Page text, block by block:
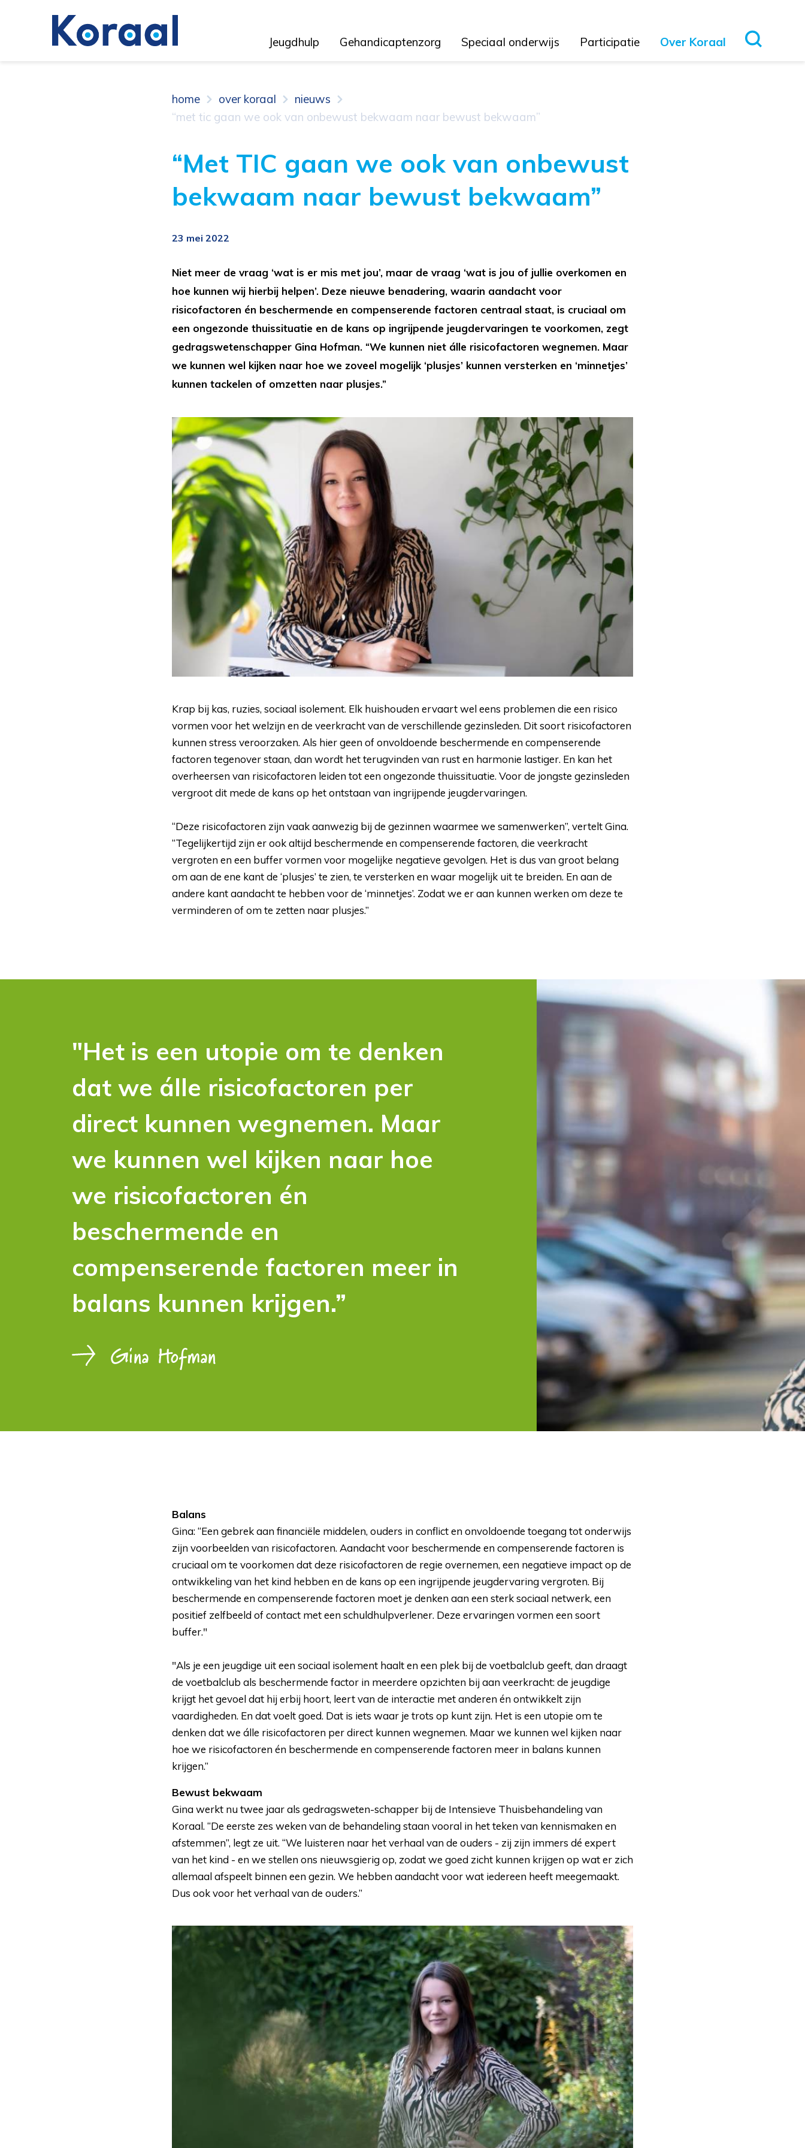
Jeugdhulp Gehandicaptenzorg Speciaal onderwijs Participatie Over Koraal
home over koraal
nieuws
“met tic gaan we ook van onbewust bekwaam naar bewust bekwaam”
“Met TIC gaan we ook van onbewust
bekwaam naar bewust bekwaam”
23 mei 2022
Niet meer de vraag ‘wat is er mis met jou’, maar de vraag ‘wat is jou of jullie overkomen en
hoe kunnen wij hierbij helpen’. Deze nieuwe benadering, waarin aandacht voor
risicofactoren én beschermende en compenserende factoren centraal staat, is cruciaal om
een ongezonde thuissituatie en de kans op ingrijpende jeugdervaringen te voorkomen, zegt
gedragswetenschapper Gina Hofman. “We kunnen niet álle risicofactoren wegnemen. Maar
we kunnen wel kijken naar hoe we zoveel mogelijk ‘plusjes’ kunnen versterken en ‘minnetjes’
kunnen tackelen of omzetten naar plusjes.”
Krap bij kas, ruzies, sociaal isolement. Elk huishouden ervaart wel eens problemen die een risico
vormen voor het welzijn en de veerkracht van de verschillende gezinsleden. Dit soort risicofactoren
kunnen stress veroorzaken. Als hier geen of onvoldoende beschermende en compenserende
factoren tegenover staan, dan wordt het terugvinden van rust en harmonie lastiger. En kan het
overheersen van risicofactoren leiden tot een ongezonde thuissituatie. Voor de jongste gezinsleden
vergroot dit mede de kans op het ontstaan van ingrijpende jeugdervaringen.
“Deze risicofactoren zijn vaak aanwezig bij de gezinnen waarmee we samenwerken”, vertelt Gina.
“Tegelijkertijd zijn er ook altijd beschermende en compenserende factoren, die veerkracht
vergroten en een buffer vormen voor mogelijke negatieve gevolgen. Het is dus van groot belang
om aan de ene kant de ‘plusjes’ te zien, te versterken en waar mogelijk uit te breiden. En aan de
andere kant aandacht te hebben voor de ‘minnetjes’. Zodat we er aan kunnen werken om deze te
verminderen of om te zetten naar plusjes.”
"Het is een utopie om te denken
dat we álle risicofactoren per
direct kunnen wegnemen. Maar
we kunnen wel kijken naar hoe
we risicofactoren én
beschermende en
compenserende factoren meer in
balans kunnen krijgen.”
Gina Hofman
Balans
Gina: “Een gebrek aan financiële middelen, ouders in conflict en onvoldoende toegang tot onderwijs
zijn voorbeelden van risicofactoren. Aandacht voor beschermende en compenserende factoren is
cruciaal om te voorkomen dat deze risicofactoren de regie overnemen, een negatieve impact op de
ontwikkeling van het kind hebben en de kans op een ingrijpende jeugdervaring vergroten. Bij
beschermende en compenserende factoren moet je denken aan een sterk sociaal netwerk, een
positief zelfbeeld of contact met een schuldhulpverlener. Deze ervaringen vormen een soort
buffer."
"Als je een jeugdige uit een sociaal isolement haalt en een plek bij de voetbalclub geeft, dan draagt
de voetbalclub als beschermende factor in meerdere opzichten bij aan veerkracht: de jeugdige
krijgt het gevoel dat hij erbij hoort, leert van de interactie met anderen én ontwikkelt zijn
vaardigheden. En dat voelt goed. Dat is iets waar je trots op kunt zijn. Het is een utopie om te
denken dat we álle risicofactoren per direct kunnen wegnemen. Maar we kunnen wel kijken naar
hoe we risicofactoren én beschermende en compenserende factoren meer in balans kunnen
krijgen.”
Bewust bekwaam
Gina werkt nu twee jaar als gedragsweten-schapper bij de Intensieve Thuisbehandeling van
Koraal. “De eerste zes weken van de behandeling staan vooral in het teken van kennismaken en
afstemmen”, legt ze uit. “We luisteren naar het verhaal van de ouders - zij zijn immers dé expert
van het kind - en we stellen ons nieuwsgierig op, zodat we goed zicht kunnen krijgen op wat er zich
allemaal afspeelt binnen een gezin. We hebben aandacht voor wat iedereen heeft meegemaakt.
Dus ook voor het verhaal van de ouders.”